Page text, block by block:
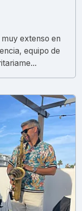
extenso en
equipo de